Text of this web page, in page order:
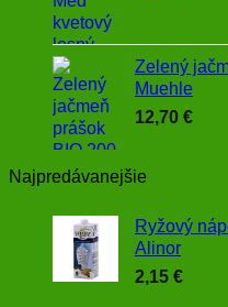
Zelený
Muehle
12,70 €
Najpredávanejšie
Ryžový
Alinor
2,15 €